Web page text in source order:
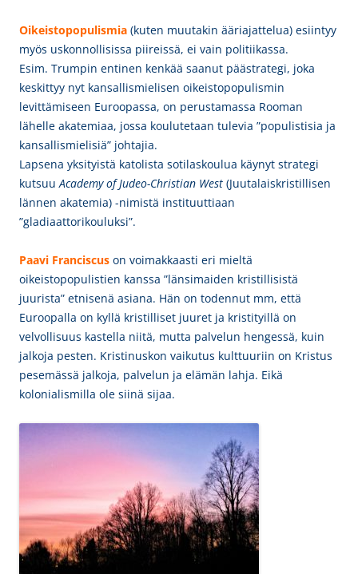
Oikeistopopulismia (kuten muutakin ääriajattelua) esiintyy
myös uskonnollisissa piireissä, ei vain politiikassa.
Esim. Trumpin entinen kenkää saanut päästrategi, joka
keskittyy nyt kansallismielisen oikeistopopulismin
levittämiseen Euroopassa, on perustamassa Rooman
lähelle akatemiaa, jossa koulutetaan tulevia ”populistisia ja
kansallismielisiä” johtajia.
Lapsena yksityistä katolista sotilaskoulua käynyt strategi
kutsuuAcademy of Judeo-Christian West (Juutalaiskristillisen
lännen akatemia) -nimistä instituuttiaan
”gladiaattorikouluksi”.
Paavi Franciscus on voimakkaasti eri mieltä
oikeistopopulistien kanssa ”länsimaiden kristillisistä
juurista” etnisenä asiana. Hän on todennut mm, että
Euroopalla on kyllä kristilliset juuret ja kristityillä on
velvollisuus kastella niitä, mutta palvelun hengessä, kuin
jalkoja pesten. Kristinuskon vaikutus kulttuuriin on Kristus
pesemässä jalkoja, palvelun ja elämän lahja. Eikä
kolonialismilla ole siinä sijaa.